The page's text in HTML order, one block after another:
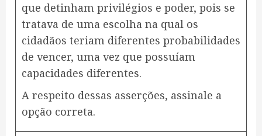
que detinham privilégios e poder, pois se
tratava de uma escolha na qual os
cidadãos teriam diferentes probabilidades
de vencer, uma vez que possuíam
capacidades diferentes.
A respeito dessas asserções, assinale a
opção correta.